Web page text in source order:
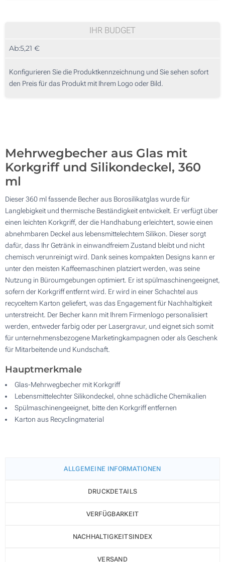
10
50
IHR BUDGET
Ab:5,21 €
Konfigurieren Sie die Produktkennzeichnung und Sie sehen sofort
den Preis für das Produkt mit Ihrem Logo oder Bild.
Mehrwegbecher aus Glas mit
Korkgriff und Silikondeckel, 360
ml
Dieser 360 ml fassende Becher aus Borosilikatglas wurde für
Langlebigkeit und thermische Beständigkeit entwickelt. Er verfügt über
einen leichten Korkgriff, der die Handhabung erleichtert, sowie einen
abnehmbaren Deckel aus lebensmittelechtem Silikon. Dieser sorgt
dafür, dass Ihr Getränk in einwandfreiem Zustand bleibt und nicht
chemisch verunreinigt wird. Dank seines kompakten Designs kann er
unter den meisten Kaffeemaschinen platziert werden, was seine
Nutzung in Büroumgebungen optimiert. Er ist spülmaschinengeeignet,
sofern der Korkgriff entfernt wird. Er wird in einer Schachtel aus
recyceltem Karton geliefert, was das Engagement für Nachhaltigkeit
unterstreicht. Der Becher kann mit Ihrem Firmenlogo personalisiert
werden, entweder farbig oder per Lasergravur, und eignet sich somit
für unternehmensbezogene Marketingkampagnen oder als Geschenk
für Mitarbeitende und Kundschaft.
Hauptmerkmale
Glas-Mehrwegbecher mit Korkgriff
Lebensmittelechter Silikondeckel, ohne schädliche Chemikalien
Spülmaschinengeeignet, bitte den Korkgriff entfernen
Karton aus Recyclingmaterial
ALLGEMEINE INFORMATIONEN
DRUCKDETAILS
VERFÜGBARKEIT
NACHHALTIGKEITSINDEX
VERSAND